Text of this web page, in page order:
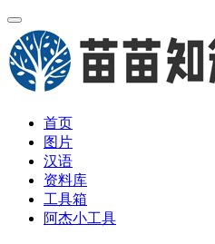
首页
图片
汉语
资料库
工具箱
阿杰小工具